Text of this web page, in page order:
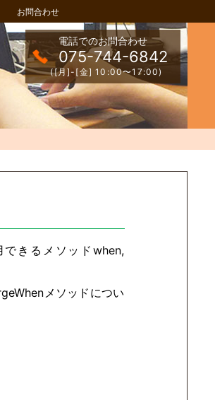
お問合わせ
電話でのお問合わせ
075-744-6842
([月]-[金] 10:00〜17:00)
きるメソッドwhen,
メソッドについ